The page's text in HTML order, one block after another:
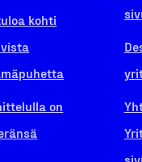
kohti
on